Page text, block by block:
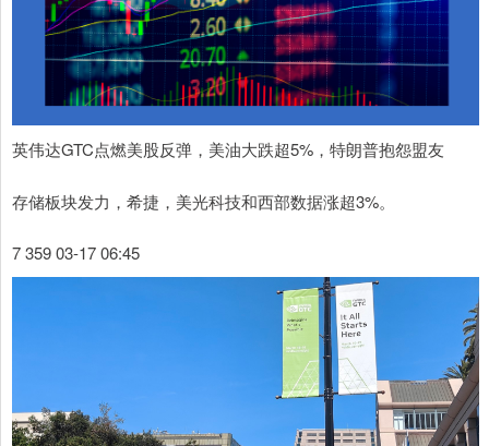
英伟达GTC点燃美股反弹，美油大跌超5%，特朗普抱怨盟友
存储板块发力，希捷，美光科技和西部数据涨超3%。
7 359 03-17 06:45